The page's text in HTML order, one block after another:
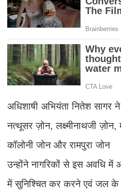
अधिशाषी अभियंता नितेश सागर
नत्थूसर ज़ोन, लक्ष्मीनाथजी ज़ोन,
कॉलोनी जोन और रामपुरा जोन
उन्होंने नागरिकों से इस अवधि
में सुनिश्चित कर करने एवं जल के